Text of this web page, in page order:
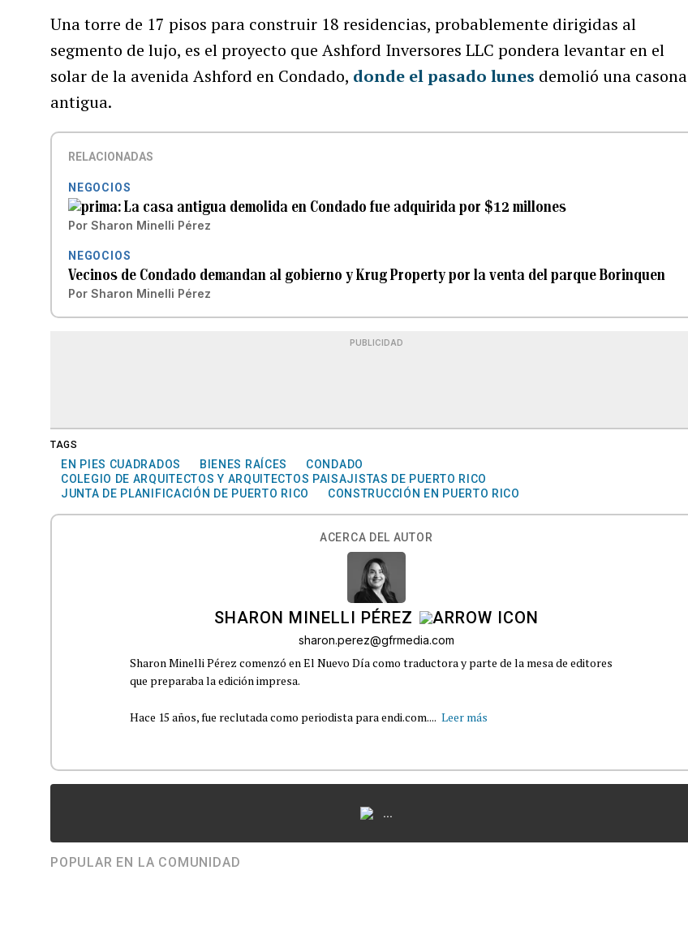
Una torre de 17 pisos para construir 18 residencias, probablemente dirigidas al
segmento de lujo, es el proyecto que Ashford Inversores LLC pondera levantar en el
solar de la avenida Ashford en Condado, donde el pasado lunes demolió una casona
antigua.
RELACIONADAS
NEGOCIOS
La casa antigua demolida en Condado fue adquirida por $12 millones
Por Sharon Minelli Pérez
NEGOCIOS
Vecinos de Condado demandan al gobierno y Krug Property por la venta del parque Borinquen
Por Sharon Minelli Pérez
PUBLICIDAD
TAGS
EN PIES CUADRADOS BIENES RAÍCES
CONDADO
COLEGIO DE ARQUITECTOS Y ARQUITECTOS PAISAJISTAS DE PUERTO RICO
JUNTA DE PLANIFICACIÓN DE PUERTO RICO
CONSTRUCCIÓN EN PUERTO RICO
ACERCA DEL AUTOR
SHARON MINELLI PÉREZ
sharon.perez@gfrmedia.com
Sharon Minelli Pérez comenzó en El Nuevo Día como traductora y parte de la mesa de editores
que preparaba la edición impresa.
Hace 15 años, fue reclutada como periodista para endi.com.... Leer más
...
POPULAR EN LA COMUNIDAD